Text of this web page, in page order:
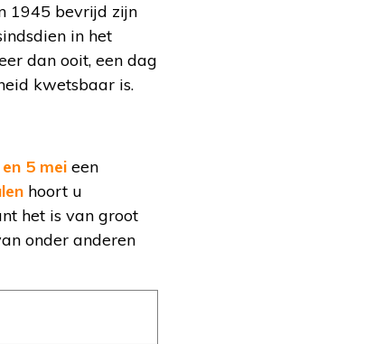
1945 bevrijd zijn
in het
dan ooit, een dag
kwetsbaar is.
5 mei een
hoort u
het is van groot
onder anderen